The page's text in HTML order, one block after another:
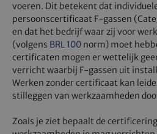
voeren. Dit betekent dat
persoonscertificaat F-gassen
en dat het bedrijf waar zij voor
(volgens BRL 100 norm) moet
certificaten mogen er wettelijk
verricht waarbij F-gassen uit
Werken zonder certificaat kan
stilleggen van werkzaamheden
Zoals je ziet bepaalt de